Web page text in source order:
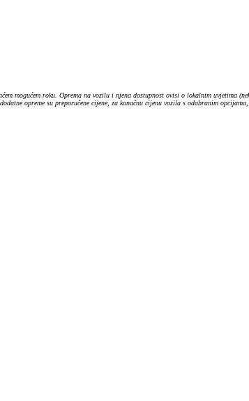
mogućem roku. Oprema na vozilu i njena dostupnost ovisi o lokalnim uvjetima
opreme su preporučene cijene, za konačnu cijenu vozila s odabranim